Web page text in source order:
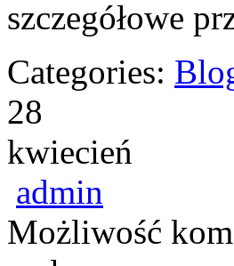
szczegółowe
Categories:
28
kwiecień
admin
Możliwość